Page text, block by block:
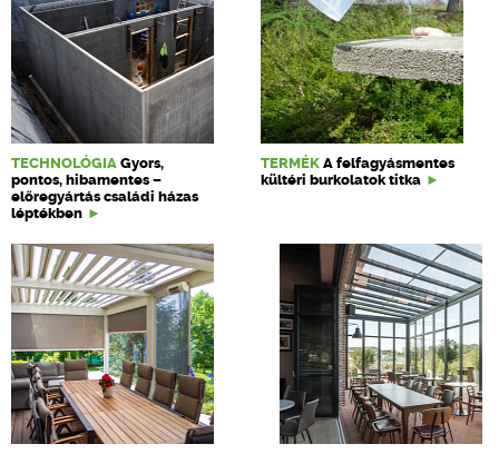
TECHNOLÓGIA Gyors,
pontos, hibamentes –
előregyártás családi házas
léptékben
TERMÉK A felfagyásmentes
kültéri burkolatok titka